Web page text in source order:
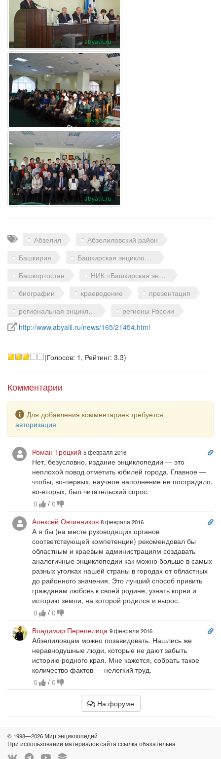
Теги Абзелил
Абзелиловский район
Башкирия
Башкирская энциклопедия
Башкортостан
НИК «Башкирская энциклопедия»
биографии
краеведение
презентация
региональная энциклопедия
регионы России
Ссылка на источник в интернете
http://www.abyalil.ru/news/165/21454.html
(Голосов: 1, Рейтинг: 3.3)
Комментарии
Предупреждение
Для добавления комментариев требуется
авторизация
Роман Троцкий 5 февраля 2016
Нет, безусловно, издание энциклопедии — это
неплохой повод отметить юбилей города. Главное —
чтобы, во-первых, научное наполнение не пострадало,
во-вторых, был читательский спрос.
0
/ 0
Алексей Овчинников 8 февраля 2016
А я бы (на месте руководящих органов
соответствующей компетенции) рекомендовал бы
областным и краевым администрациям создавать
аналогичные энциклопедии как можно больше в самых
разных уголках нашей страны в городах от областных
до районного значения. Это лучший способ привить
гражданам любовь к своей родине, узнать корни и
историю земли, на которой родился и вырос.
0
/ 0
Владимир Перепелица 9 февраля 2016
Абзелиловцам можно позавидовать. Нашлись же
неравнодушные люди, которые не дают забыть
историю родного края. Мне кажется, собрать такое
количество фактов — нелегкий труд.
0
/ 0
На форуме
© 1998—2026 Мир энциклопедий
При использовании материалов сайта ссылка обязательна